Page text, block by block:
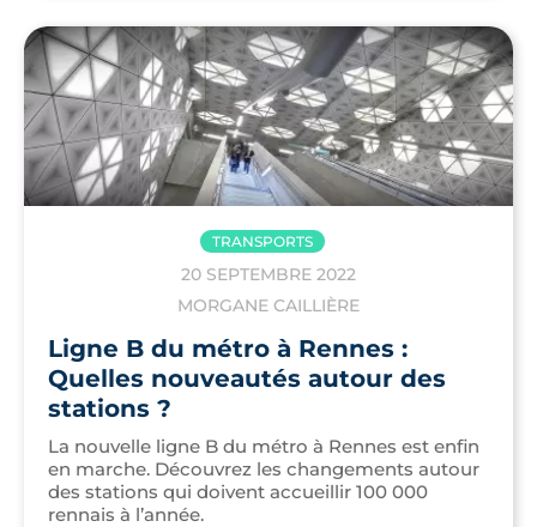
TRANSPORTS
20 SEPTEMBRE 2022
MORGANE CAILLIÈRE
Ligne B du métro à Rennes :
Quelles nouveautés autour des
stations ?
La nouvelle ligne B du métro à Rennes est enfin
en marche. Découvrez les changements autour
des stations qui doivent accueillir 100 000
rennais à l’année.